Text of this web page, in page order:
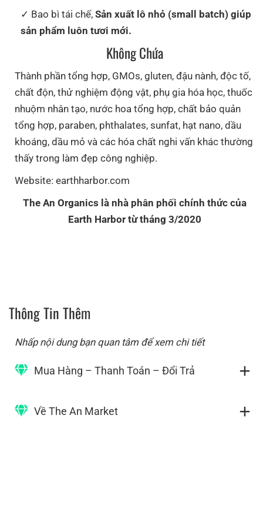
Bao bì tái chế, Sản xuất lô nhỏ (small batch) giúp
sản phẩm luôn tươi mới.
Không Chứa
Thành phần tổng hợp, GMOs, gluten, đậu nành, độc tố,
chất độn, thử nghiệm động vật, phụ gia hóa học, thuốc
nhuộm nhân tạo, nước hoa tổng hợp, chất bảo quản
tổng hợp, paraben, phthalates, sunfat, hạt nano, dầu
khoáng, dầu mỏ và các hóa chất nghi vấn khác thường
thấy trong làm đẹp công nghiệp.
Website: earthharbor.com
The An Organics là nhà phân phối chính thức của
Earth Harbor từ tháng 3/2020
Thông Tin Thêm
Nhấp nội dung bạn quan tâm để xem chi tiết
Mua Hàng – Thanh Toán – Đổi Trả
Về The An Market